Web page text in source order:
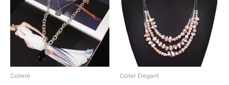
Coliere
110,00 lei.
Colier Elegant
72,00 lei.